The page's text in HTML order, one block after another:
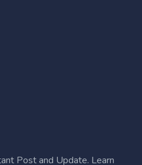
Post and Update. Learn